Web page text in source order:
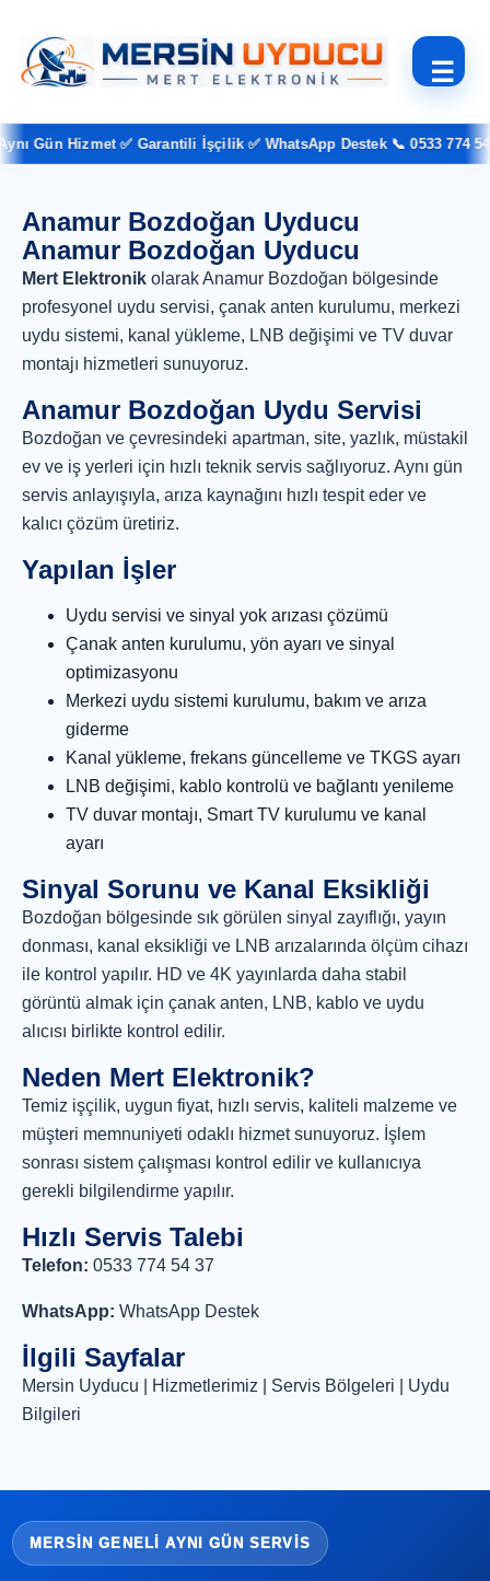
☰
Gün Hizmet ✅ Garantili İşçilik ✅ WhatsApp Destek 📞 0533 774 54
Anamur Bozdoğan Uyducu
Anamur Bozdoğan Uyducu
Mert Elektronik olarak Anamur Bozdoğan bölgesinde
profesyonel uydu servisi, çanak anten kurulumu, merkezi
uydu sistemi, kanal yükleme, LNB değişimi ve TV duvar
montajı hizmetleri sunuyoruz.
Anamur Bozdoğan Uydu Servisi
Bozdoğan ve çevresindeki apartman, site, yazlık, müstakil
ev ve iş yerleri için hızlı teknik servis sağlıyoruz. Aynı gün
servis anlayışıyla, arıza kaynağını hızlı tespit eder ve
kalıcı çözüm üretiriz.
Yapılan İşler
Uydu servisi ve sinyal yok arızası çözümü
Çanak anten kurulumu, yön ayarı ve sinyal
optimizasyonu
Merkezi uydu sistemi kurulumu, bakım ve arıza
giderme
Kanal yükleme, frekans güncelleme ve TKGS ayarı
LNB değişimi, kablo kontrolü ve bağlantı yenileme
TV duvar montajı, Smart TV kurulumu ve kanal
ayarı
Sinyal Sorunu ve Kanal Eksikliği
Bozdoğan bölgesinde sık görülen sinyal zayıflığı, yayın
donması, kanal eksikliği ve LNB arızalarında ölçüm cihazı
ile kontrol yapılır. HD ve 4K yayınlarda daha stabil
görüntü almak için çanak anten, LNB, kablo ve uydu
alıcısı birlikte kontrol edilir.
Neden Mert Elektronik?
Temiz işçilik, uygun fiyat, hızlı servis, kaliteli malzeme ve
müşteri memnuniyeti odaklı hizmet sunuyoruz. İşlem
sonrası sistem çalışması kontrol edilir ve kullanıcıya
gerekli bilgilendirme yapılır.
Hızlı Servis Talebi
Telefon: 0533 774 54 37
WhatsApp: WhatsApp Destek
İlgili Sayfalar
Mersin Uyducu Hizmetlerimiz Servis Bölgeleri
Uydu
Bilgileri
MERSIN GENELI AYNI GÜN SERVIS